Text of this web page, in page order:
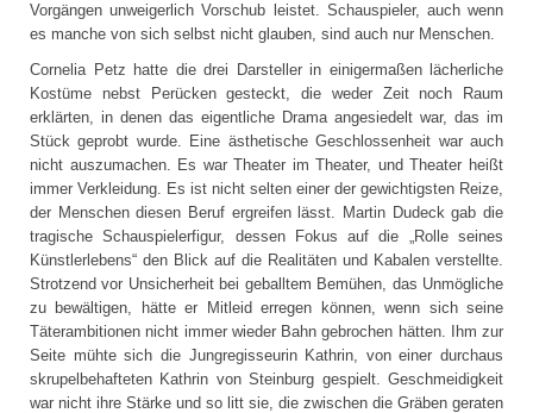
Vorgängen unweigerlich Vorschub leistet. Schauspieler, auch wenn
es manche von sich selbst nicht glauben, sind auch nur Menschen.
Cornelia Petz hatte die drei Darsteller in einigermaßen lächerliche
Kostüme nebst Perücken gesteckt, die weder Zeit noch Raum
erklärten, in denen das eigentliche Drama angesiedelt war, das im
Stück geprobt wurde. Eine ästhetische Geschlossenheit war auch
nicht auszumachen. Es war Theater im Theater, und Theater heißt
immer Verkleidung. Es ist nicht selten einer der gewichtigsten Reize,
der Menschen diesen Beruf ergreifen lässt. Martin Dudeck gab die
tragische Schauspielerfigur, dessen Fokus auf die „Rolle seines
Künstlerlebens“ den Blick auf die Realitäten und Kabalen verstellte.
Strotzend vor Unsicherheit bei geballtem Bemühen, das Unmögliche
zu bewältigen, hätte er Mitleid erregen können, wenn sich seine
Täterambitionen nicht immer wieder Bahn gebrochen hätten. Ihm zur
Seite mühte sich die Jungregisseurin Kathrin, von einer durchaus
skrupelbehafteten Kathrin von Steinburg gespielt. Geschmeidigkeit
war nicht ihre Stärke und so litt sie, die zwischen die Gräben geraten